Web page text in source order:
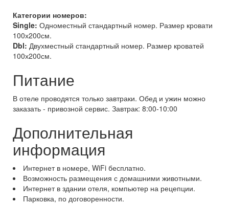
Категории номеров:
Single: Одноместный стандартный номер. Размер кровати
100х200см.
Dbl: Двухместный стандартный номер. Размер кроватей
100х200см.
Питание
В отеле проводятся только завтраки. Обед и ужин можно
заказать - привозной сервис. Завтрак: 8:00-10:00
Дополнительная
информация
Интернет в номере, WiFi бесплатно.
Возможность размещения с домашними животными.
Интернет в здании отеля, компьютер на рецепции.
Парковка, по договоренности.